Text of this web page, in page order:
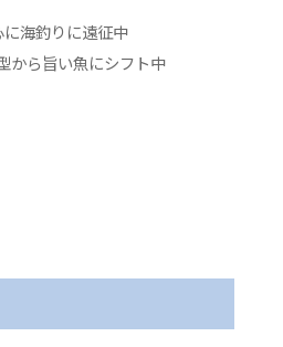
海釣りに遠征中
から旨い魚にシフト中